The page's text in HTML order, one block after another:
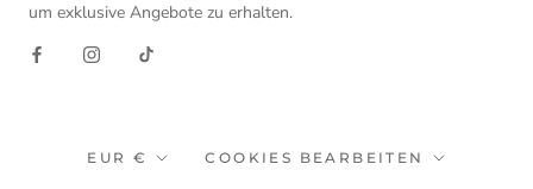
um exklusive Angebote zu erhalten.
Währung
EUR € COOKIES BEARBEITEN